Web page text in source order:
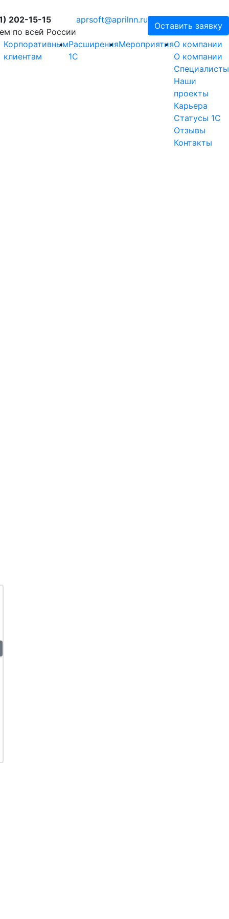
202-15-15
по всей России
aprsoft@aprilnn.ru
Оставить заявку
Корпоративным
клиентам
Расширения
1С
МероприятияО компании
О компании
Специалисты
Наши
проекты
Карьера
Статусы 1С
Отзывы
Контакты